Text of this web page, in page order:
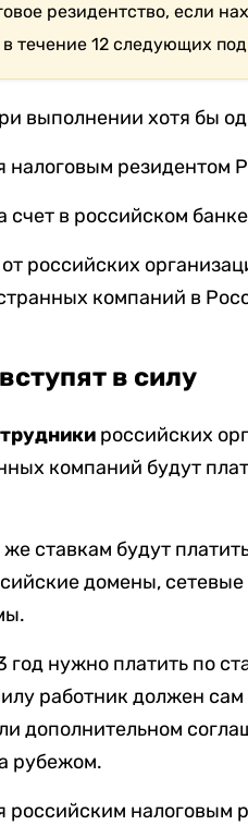
резидентство, если
течение 12 следующих
выполнениихотя бы
налоговым резидентом
счет в российском
российских
компаний в
в силу
российских
компаний будут
ставкам будут
домены,
год нужно платить по
работник должен
дополнительном
рубежом.
российским налоговым